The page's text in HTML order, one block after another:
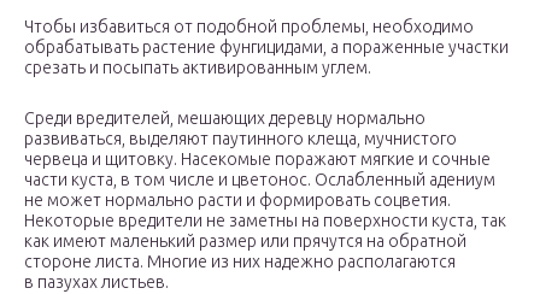
Чтобы избавиться от подобной проблемы, необходимо
обрабатывать растение фунгицидами, а пораженные участки
срезать и посыпать активированным углем.
Среди вредителей, мешающих деревцу нормально
развиваться, выделяют паутинного клеща, мучнистого
червеца и щитовку. Насекомые поражают мягкие и сочные
части куста, в том числе и цветонос. Ослабленный адениум
не может нормально расти и формировать соцветия.
Некоторые вредители не заметны на поверхности куста, так
как имеют маленький размер или прячутся на обратной
стороне листа. Многие из них надежно располагаются
в пазухах листьев.